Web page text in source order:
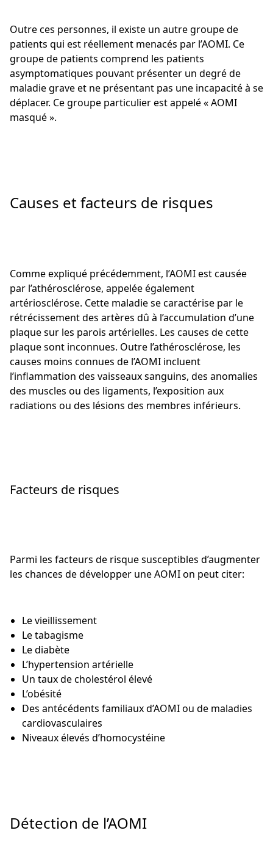
Outre ces personnes, il existe un autre groupe de
patients qui est réellement menacés par l’AOMI. Ce
groupe de patients comprend les patients
asymptomatiques pouvant présenter un degré de
maladie grave et ne présentant pas une incapacité à se
déplacer. Ce groupe particulier est appelé « AOMI
masqué ».
Causes et facteurs de risques
Comme expliqué précédemment, l’AOMI est causée
par l’athérosclérose, appelée également
artériosclérose. Cette maladie se caractérise par le
rétrécissement des artères dû à l’accumulation d’une
plaque sur les parois artérielles. Les causes de cette
plaque sont inconnues. Outre l’athérosclérose, les
causes moins connues de l’AOMI incluent
l’inflammation des vaisseaux sanguins, des anomalies
des muscles ou des ligaments, l’exposition aux
radiations ou des lésions des membres inférieurs.
Facteurs de risques
Parmi les facteurs de risque susceptibles d’augmenter
les chances de développer une AOMI on peut citer:
Le vieillissement
Le tabagisme
Le diabète
L’hypertension artérielle
Un taux de cholestérol élevé
L’obésité
Des antécédents familiaux d’AOMI ou de maladies
cardiovasculaires
Niveaux élevés d’homocystéine
Détection de l’AOMI